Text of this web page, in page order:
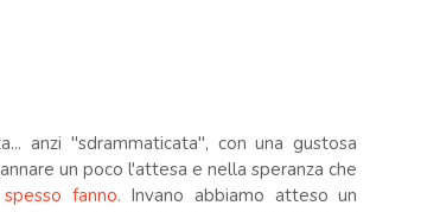
anzi "sdrammaticata", con una gustosa
un poco l'attesa e nella speranza che
fanno. Invano abbiamo atteso un